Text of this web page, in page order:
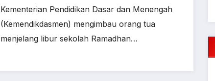
Kementerian Pendidikan Dasar dan Menengah
(Kemendikdasmen) mengimbau orang tua
menjelang libur sekolah Ramadhan…